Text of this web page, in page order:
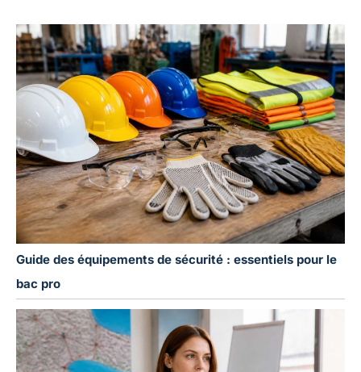
Guide des équipements de sécurité : essentiels pour le
bac pro